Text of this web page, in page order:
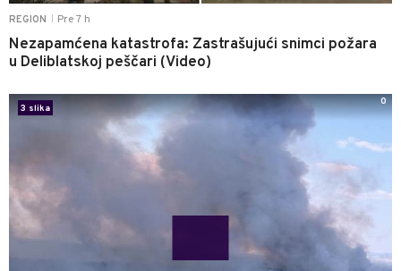
REGION Pre 7 h
Nezapamćena katastrofa: Zastrašujući snimci požara
u Deliblatskoj peščari (Video)
3 slika
0